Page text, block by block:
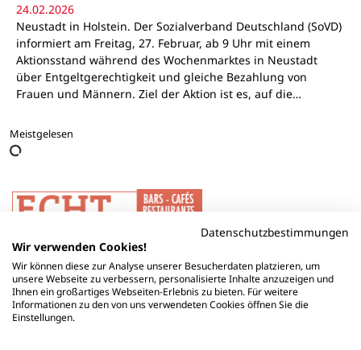
24.02.2026
Neustadt in Holstein. Der Sozialverband Deutschland (SoVD)
informiert am Freitag, 27. Februar, ab 9 Uhr mit einem
Aktionsstand während des Wochenmarktes in Neustadt
über Entgeltgerechtigkeit und gleiche Bezahlung von
Frauen und Männern. Ziel der Aktion ist es, auf die…
Meistgelesen
Datenschutzbestimmungen
Wir verwenden Cookies!
Wir können diese zur Analyse unserer Besucherdaten platzieren, um
unsere Webseite zu verbessern, personalisierte Inhalte anzuzeigen und
Ihnen ein großartiges Webseiten-Erlebnis zu bieten. Für weitere
Informationen zu den von uns verwendeten Cookies öffnen Sie die
Einstellungen.